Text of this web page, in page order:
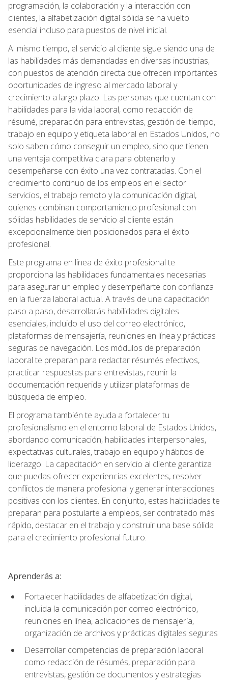
programación, la colaboración y la interacción con
clientes, la alfabetización digital sólida se ha vuelto
esencial incluso para puestos de nivel inicial.
Al mismo tiempo, el servicio al cliente sigue siendo una de
las habilidades más demandadas en diversas industrias,
con puestos de atención directa que ofrecen importantes
oportunidades de ingreso al mercado laboral y
crecimiento a largo plazo. Las personas que cuentan con
habilidades para la vida laboral, como redacción de
résumé, preparación para entrevistas, gestión del tiempo,
trabajo en equipo y etiqueta laboral en Estados Unidos, no
solo saben cómo conseguir un empleo, sino que tienen
una ventaja competitiva clara para obtenerlo y
desempeñarse con éxito una vez contratadas. Con el
crecimiento continuo de los empleos en el sector
servicios, el trabajo remoto y la comunicación digital,
quienes combinan comportamiento profesional con
sólidas habilidades de servicio al cliente están
excepcionalmente bien posicionados para el éxito
profesional.
Este programa en línea de éxito profesional te
proporciona las habilidades fundamentales necesarias
para asegurar un empleo y desempeñarte con confianza
en la fuerza laboral actual. A través de una capacitación
paso a paso, desarrollarás habilidades digitales
esenciales, incluido el uso del correo electrónico,
plataformas de mensajería, reuniones en línea y prácticas
seguras de navegación. Los módulos de preparación
laboral te preparan para redactar résumés efectivos,
practicar respuestas para entrevistas, reunir la
documentación requerida y utilizar plataformas de
búsqueda de empleo.
El programa también te ayuda a fortalecer tu
profesionalismo en el entorno laboral de Estados Unidos,
abordando comunicación, habilidades interpersonales,
expectativas culturales, trabajo en equipo y hábitos de
liderazgo. La capacitación en servicio al cliente garantiza
que puedas ofrecer experiencias excelentes, resolver
conflictos de manera profesional y generar interacciones
positivas con los clientes. En conjunto, estas habilidades te
preparan para postularte a empleos, ser contratado más
rápido, destacar en el trabajo y construir una base sólida
para el crecimiento profesional futuro.
Aprenderás a:
Fortalecer habilidades de alfabetización digital,
incluida la comunicación por correo electrónico,
reuniones en línea, aplicaciones de mensajería,
organización de archivos y prácticas digitales seguras
Desarrollar competencias de preparación laboral
como redacción de résumés, preparación para
entrevistas, gestión de documentos y estrategias